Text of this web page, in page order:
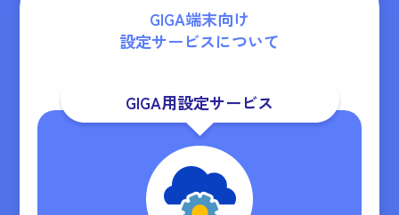
GIGA端末向け
設定サービスについて
GIGA用設定サービス